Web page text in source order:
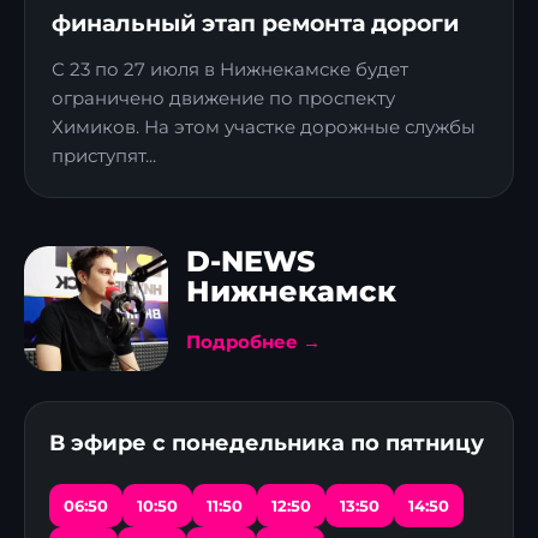
финальный этап ремонта дороги
С 23 по 27 июля в Нижнекамске будет
ограничено движение по проспекту
Химиков. На этом участке дорожные службы
приступят...
D-NEWS
Нижнекамск
Подробнее →
В эфире с понедельника по пятницу
06:50 10:50 11:50 12:50 13:50 14:50